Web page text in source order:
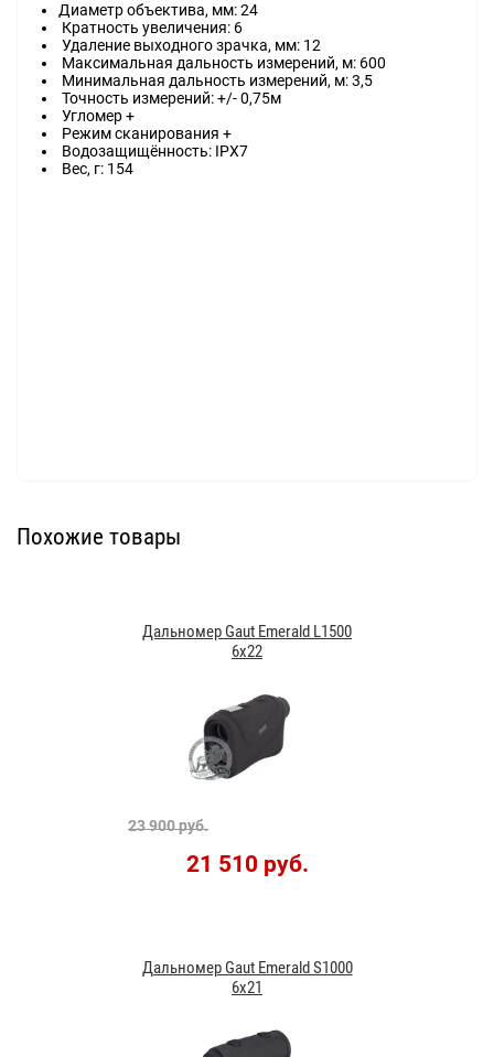
Диаметр объектива, мм: 24
Кратность увеличения: 6
Удаление выходного зрачка, мм: 12
Максимальная дальность измерений, м: 600
Минимальная дальность измерений, м: 3,5
Точность измерений: +/- 0,75м
Угломер +
Режим сканирования +
Водозащищённость: IPX7
Вес, г: 154
Похожие товары
Дальномер Gaut Emerald L1500
6х22
23 900 руб.
21 510 руб.
Дальномер Gaut Emerald S1000
6х21